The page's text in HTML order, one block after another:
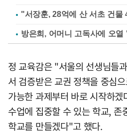
"서장훈, 28억에 산 서초 건물
방은희, 어머니 고독사에 오
정 교육감은 "서울의 선생님들
서 검증받은 교권 정책을 중심
가능한 과제부터 바로 시작하
수업에 집중할 수 있는 학교, 존
학교를 만들겠다"고 했다.